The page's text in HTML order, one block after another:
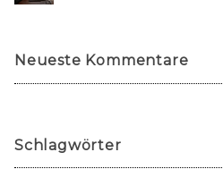
Neueste Kommentare
Schlagwörter